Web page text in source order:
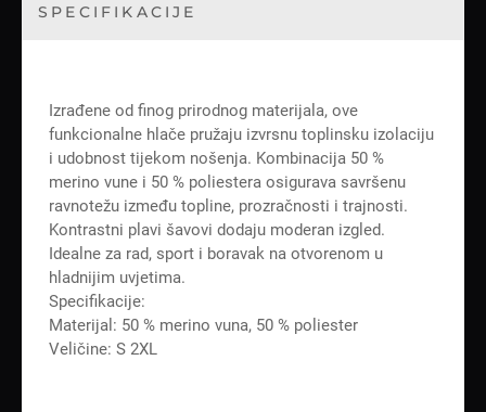
SPECIFIKACIJE
Izrađene od finog prirodnog materijala, ove
funkcionalne hlače pružaju izvrsnu toplinsku izolaciju
i udobnost tijekom nošenja. Kombinacija 50 %
merino vune i 50 % poliestera osigurava savršenu
ravnotežu između topline, prozračnosti i trajnosti.
Kontrastni plavi šavovi dodaju moderan izgled.
Idealne za rad, sport i boravak na otvorenom u
hladnijim uvjetima.
Specifikacije:
Materijal: 50 % merino vuna, 50 % poliester
Veličine: S 2XL